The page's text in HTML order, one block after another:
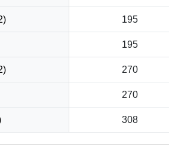
195
195
270
270
308